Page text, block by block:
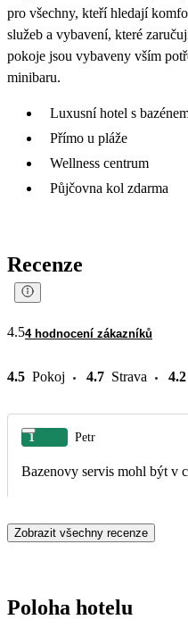
pro všechny, kteří hledají
služeb a vybavení, které
pokoje jsou vybaveny vším
minibaru.
Luxusní hotel s
Přímo u pláže
Wellness centrum
Půjčovna kol zdarma
Recenze
4.54 hodnocení zákazníků
4.5 Pokoj 4.7 Strava 4.2
1 Petr
Bazenovy servis mohl být v
Zobrazit všechny recenze
Poloha hotelu